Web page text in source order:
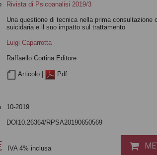
Rivista di Psicoanalisi 2019/3
Una questione di tecnica nella prima consultazione
suicidaria e il suo impatto sul trattamento
Luigi Caparrotta
Raffaello Cortina Editore
Articolo | Pdf
10-2019
DOI10.26364/RPSA20190650569
IVA 4% inclusa